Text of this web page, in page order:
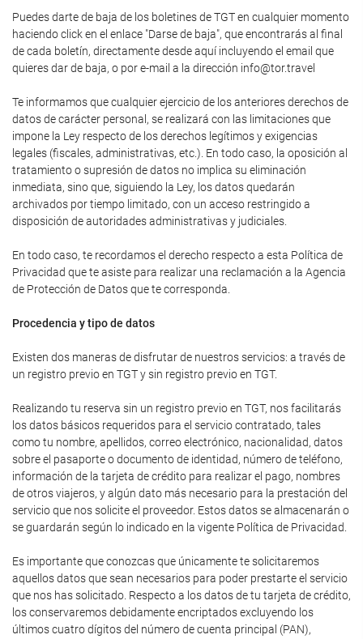
Puedes darte de baja de los boletines de TGT en cualquier momento
haciendo click en el enlace "Darse de baja", que encontrarás al final
de cada boletín, directamente desde aquí incluyendo el email que
quieres dar de baja, o por e-mail a la dirección info@tor.travel
Te informamos que cualquier ejercicio de los anteriores derechos de
datos de carácter personal, se realizará con las limitaciones que
impone la Ley respecto de los derechos legítimos y exigencias
legales (fiscales, administrativas, etc.). En todo caso, la oposición al
tratamiento o supresión de datos no implica su eliminación
inmediata, sino que, siguiendo la Ley, los datos quedarán
archivados por tiempo limitado, con un acceso restringido a
disposición de autoridades administrativas y judiciales.
En todo caso, te recordamos el derecho respecto a esta Política de
Privacidad que te asiste para realizar una reclamación a la Agencia
de Protección de Datos que te corresponda.
Procedencia y tipo de datos
Existen dos maneras de disfrutar de nuestros servicios: a través de
un registro previo en TGT y sin registro previo en TGT.
Realizando tu reserva sin un registro previo en TGT, nos facilitarás
los datos básicos requeridos para el servicio contratado, tales
como tu nombre, apellidos, correo electrónico, nacionalidad, datos
sobre el pasaporte o documento de identidad, número de teléfono,
información de la tarjeta de crédito para realizar el pago, nombres
de otros viajeros, y algún dato más necesario para la prestación del
servicio que nos solicite el proveedor. Estos datos se almacenarán o
se guardarán según lo indicado en la vigente Política de Privacidad.
Es importante que conozcas que únicamente te solicitaremos
aquellos datos que sean necesarios para poder prestarte el servicio
que nos has solicitado. Respecto a los datos de tu tarjeta de crédito,
los conservaremos debidamente encriptados excluyendo los
últimos cuatro dígitos del número de cuenta principal (PAN),